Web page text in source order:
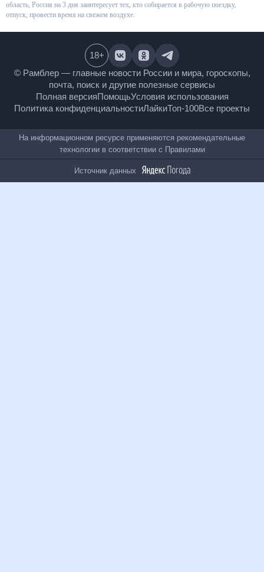
и т. д. Погода в Нижнем Мамоне, Воронежская область, Россия на 3 дня
заинтересует тех, кто собирается в рабочую поездку, отпуск, провести
© Рамблер — главные новости России и мира,
гороскопы, почта, поиск и другие полезные сервисы
Полная версияПомощьУсловия использования
Все проекты
18+
На информационном ресурсе применяются
рекомендательные технологии в соответствии с